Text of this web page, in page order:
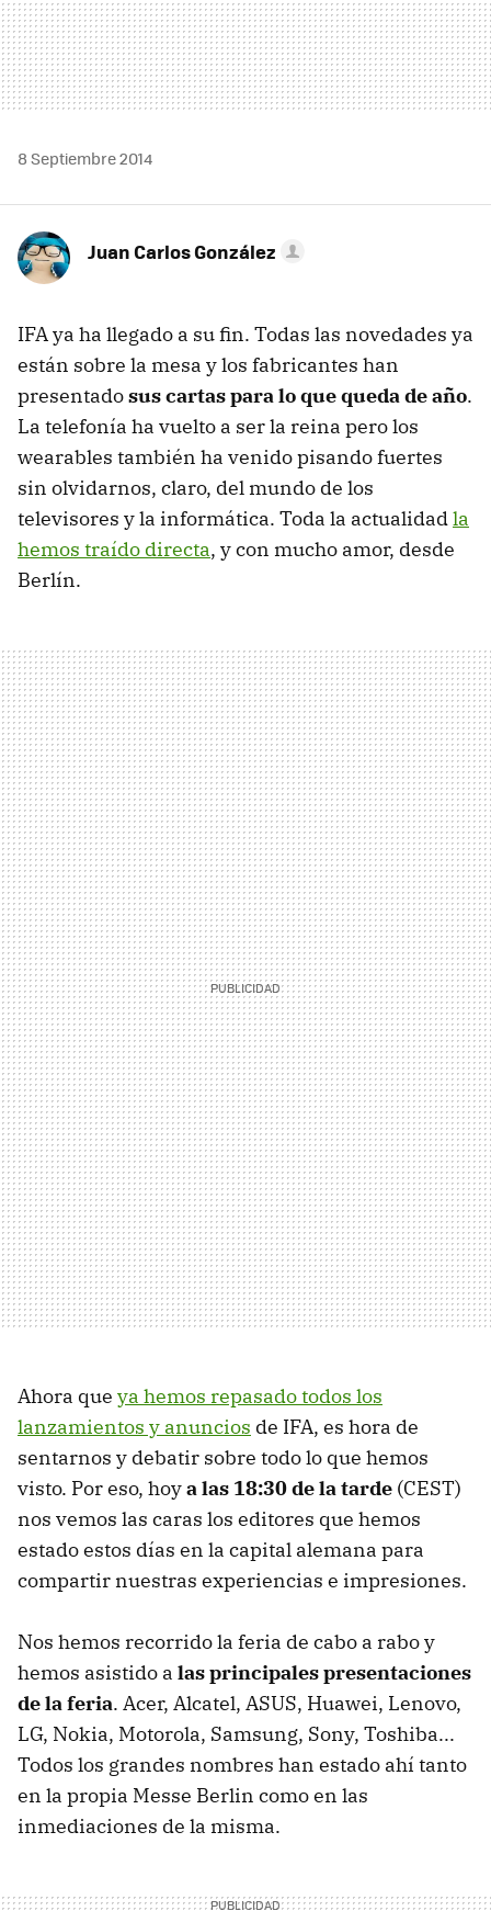
8 Septiembre 2014
Juan Carlos González
IFA ya ha llegado a su fin. Todas las novedades ya
están sobre la mesa y los fabricantes han
presentadosus cartas para lo que queda de año.
La telefonía ha vuelto a ser la reina pero los
wearables también ha venido pisando fuertes
sin olvidarnos, claro, del mundo de los
televisores y la informática. Toda la actualidadla
hemos traído directa, y con mucho amor, desde
Berlín.
Ahora que ya hemos repasado todos los
lanzamientos y anuncios de IFA, es hora de
sentarnos y debatir sobre todo lo que hemos
visto. Por eso, hoya las 18:30 de la tarde (CEST)
nos vemos las caras los editores que hemos
estado estos días en la capital alemana para
compartir nuestras experiencias e impresiones.
Nos hemos recorrido la feria de cabo a rabo y
hemos asistido a las principales presentaciones
de la feria. Acer, Alcatel, ASUS, Huawei, Lenovo,
LG, Nokia, Motorola, Samsung, Sony, Toshiba...
Todos los grandes nombres han estado ahí tanto
en la propia Messe Berlin como en las
inmediaciones de la misma.